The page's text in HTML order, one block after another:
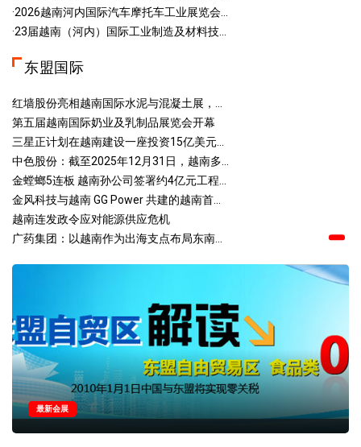
·2026越南河内国际汽车摩托车工业展览会...
·23届越南（河内）国际工业制造及材料技...
东盟国际
红墙股份亮相越南国际水泥与混凝土展，...
第五届越南国际奶业及乳制品展览会开幕
三星正计划在越南建设一座投资15亿美元...
中色股份：截至2025年12月31日，越南多...
金螳螂5连板 越南孙公司签署约4亿元工程...
金风科技与越南 GG Power 共建的越南首...
越南连发政令应对能源供应危机
广药集团：以越南作为出海支点布局东南...
最新会展